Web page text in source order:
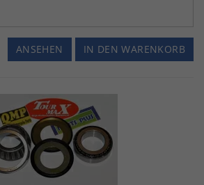
IN DEN WARENKORB
ANSEHEN